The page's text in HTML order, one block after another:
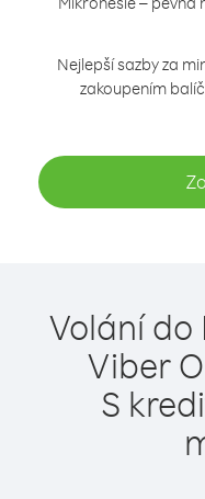
Nejlepší sazby za
zakoupením
Volání do
Viber
S